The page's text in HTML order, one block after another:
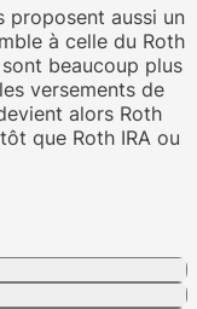
proposent aussi un
à celle du Roth
beaucoup plus
versements de
alors Roth
que Roth IRA ou